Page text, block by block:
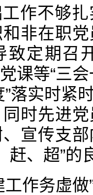
作不够
非在职
致定期召
课等“三
”落实时紧
时先进
宣传支
赶、超”的
工作务虚